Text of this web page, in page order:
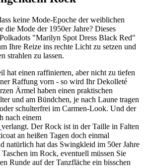
keine Mode-Epoche der weiblichen
die Mode der 1950er Jahre? Dieses
"Marilyn Spot Dress Black Red"
Ihre Reize ins rechte Licht zu setzen und
strahlen zu lassen.
hat einen raffinierten, aber nicht zu tiefen
Raffung vorn - so wird Ihr Dekolleté
Ärmel haben einen praktischen
und am Bündchen, je nach Laune tragen
schulterfrei im Carmen-Look. Und der
nach einem
verlangt. Der Rock ist in der Taille in Falten
an heißen Tagen doch einmal
natürlich hat das Swingkleid im 50er Jahre
im Rock, eventuell müssen Sie
Runde auf der Tanzfläche ein bisschen